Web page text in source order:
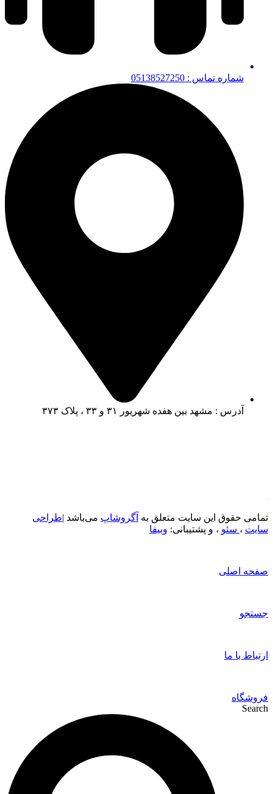
شماره تماس : 05138527250
آدرس : مشهد بین هفده شهریور ۳۱ و ۳۳ ، پلاک ۳۷۳
تمامی حقوق این سایت متعلق به آگروشاپ می‌باشد |طراحی
سایت ، سئو ، و پشتیبانی: وبیفا
صفحه اصلی
جستجو
ارتباط با ما
فروشگاه
Search